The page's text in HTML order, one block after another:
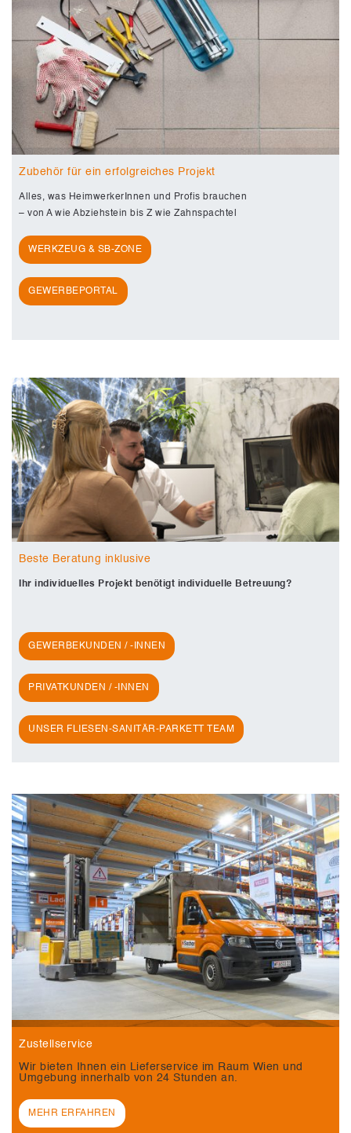
Zubehör für ein erfolgreiches Projekt
Alles, was HeimwerkerInnen und Profis brauchen
– von A wie Abziehstein bis Z wie Zahnspachtel
WERKZEUG & SB-ZONE
GEWERBEPORTAL
Beste Beratung inklusive
Ihr individuelles Projekt benötigt individuelle Betreuung?
GEWERBEKUNDEN / -INNEN
PRIVATKUNDEN / -INNEN
UNSER FLIESEN-SANITÄR-PARKETT TEAM
Zustellservice
Wir bieten Ihnen ein Lieferservice im Raum Wien und
Umgebung innerhalb von 24 Stunden an.
MEHR ERFAHREN